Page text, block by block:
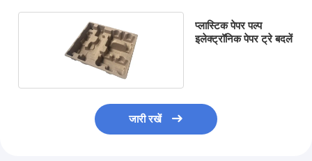
प्लास्टिक पेपर पल्प
इलेक्ट्रॉनिक पेपर ट्रे बदलें
जारी रखें